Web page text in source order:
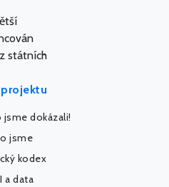
státních
jsme dokázali!
jsme
kodex
a data